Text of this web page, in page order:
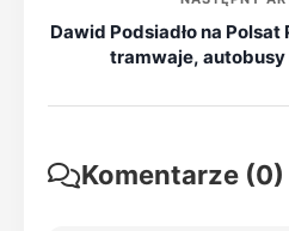
Dawid Podsiadło na
tramwaje, autobusy
Komentarze (0)